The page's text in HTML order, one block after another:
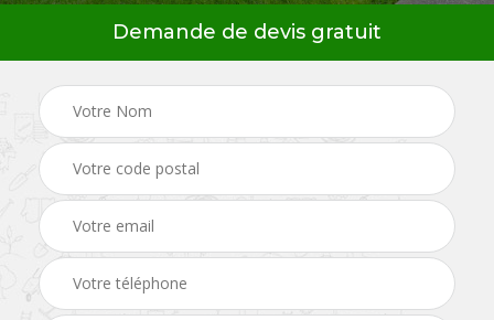
Demande de devis gratuit